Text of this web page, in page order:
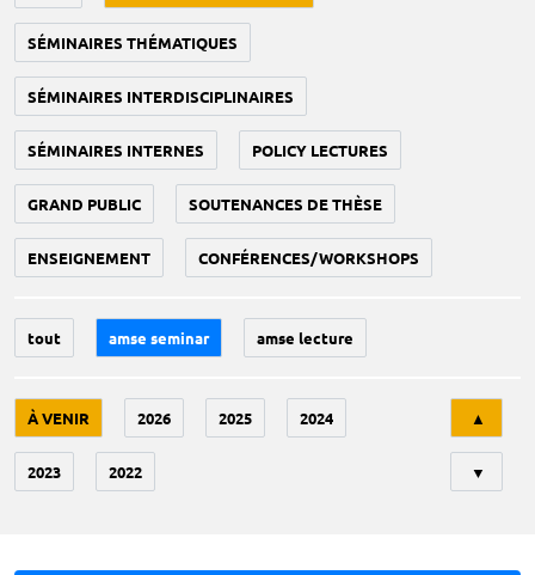
SÉMINAIRES THÉMATIQUES
SÉMINAIRES INTERDISCIPLINAIRES
SÉMINAIRES INTERNES POLICY LECTURES
GRAND PUBLIC SOUTENANCES DE THÈSE
ENSEIGNEMENT CONFÉRENCES/WORKSHOPS
tout amse seminar amse lecture
À VENIR 2026 2025 2024
2023 2022
▲
▼